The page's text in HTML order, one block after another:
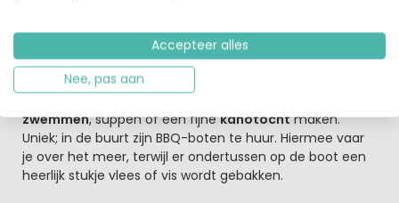
het helderblauwe meer en de omliggende ongerepte
natuur. De dag kan beginnen. Wat gaat het worden?
Even relaxen aan het water, of ben je wel toe aan een
zwemmen, suppen of een fijnekanotochtmaken.
Uniek; in de buurt zijn BBQ-boten te huur. Hiermee vaar
je over het meer, terwijl er ondertussen op de boot een
heerlijk stukje vlees of vis wordt gebakken.
Accepteer alles
Nee, pas aan